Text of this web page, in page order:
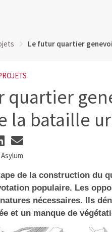
Le futur quartier
quartier
la bataille
de la construction du
populaire. Les
nécessaires. Ils
et un manque de